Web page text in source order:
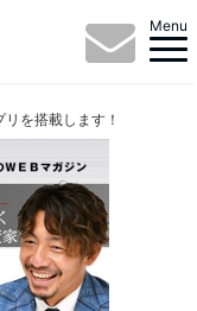
Menu
を搭載します！